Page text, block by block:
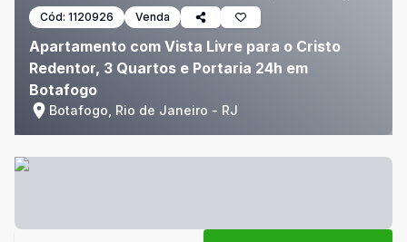
Cód: 1120926 Venda
Apartamento com Vista Livre para o Cristo
Redentor, 3 Quartos e Portaria 24h em
Botafogo
Botafogo, Rio de Janeiro - RJ